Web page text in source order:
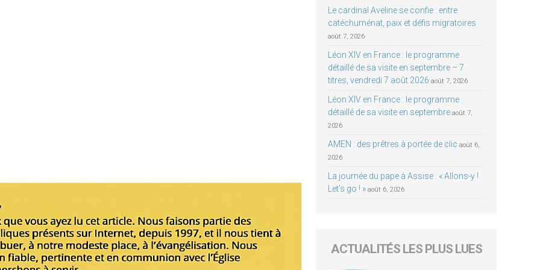
Le cardinal Aveline se confie : entre
catéchuménat, paix et défis migratoires
août 7, 2026
Léon XIV en France : le programme
détaillé de sa visite en septembre – 7
titres, vendredi 7 août 2026 août 7, 2026
Léon XIV en France : le programme
détaillé de sa visite en septembre août 7,
2026
AMEN : des prêtres à portée de clic août 6,
2026
La journée du pape à Assise : « Allons-y !
Let’s go ! » août 6, 2026
ACTUALITÉS LES PLUS LUES